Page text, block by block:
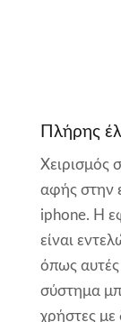
Πλήρης
Χειρισμός
αφής στην
iphone. Η
είναι
όπως αυτές
σύστημα
χρήστες με